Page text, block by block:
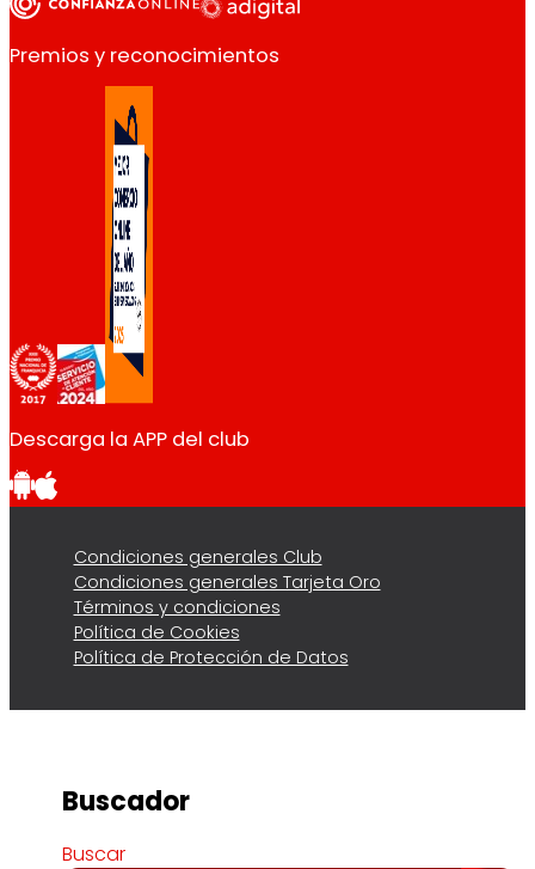
Premios y reconocimientos
Descarga la APP del club
Condiciones generales Club
Condiciones generales Tarjeta Oro
Términos y condiciones
Política de Cookies
Política de Protección de Datos
Buscador
Buscar